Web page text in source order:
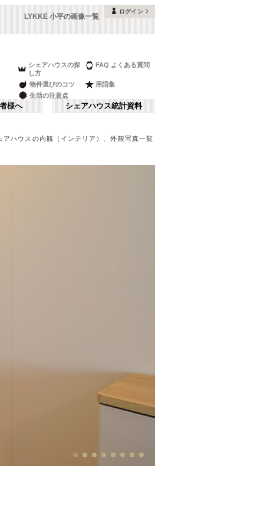
LYKKE 小平の画像一覧
ログイン
シェアハウスの探
し方
FAQ よくある質問
物件選びのコツ
用語集
生活の注意点
様へ シェアハウス統計資料
アハウスの内観（インテリア）、外観写真一覧